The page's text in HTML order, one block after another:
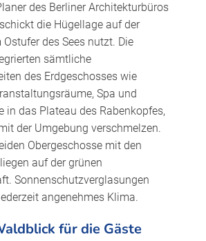
des Berliner Architekturbüros
die Hügellage auf der
des Sees nutzt. Die
sämtliche
des Erdgeschosses wie
Spa und
in das Plateau des Rabenkopfes,
der Umgebung verschmelzen.
Obergeschosse mit den
auf der grünen
Sonnenschutzverglasungen
angenehmes Klima.
für die Gäste